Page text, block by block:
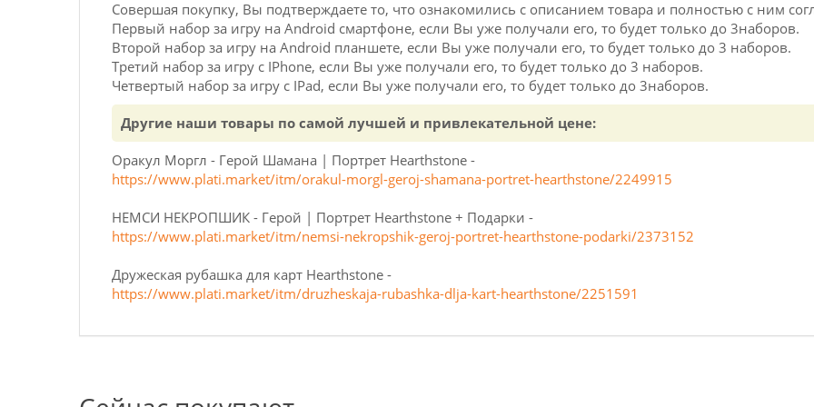
Совершая покупку, Вы подтверждаете то, что ознакомились с описанием товара и полностью с ним
Первый набор за игру на Android смартфоне, если Вы уже получали его, то будет только до 3наборов.
Второй набор за игру на Android планшете, если Вы уже получали его, то будет только до 3 наборов.
Третий набор за игру с IPhone, если Вы уже получали его, то будет только до 3 наборов.
Четвертый набор за игру с IPad, если Вы уже получали его, то будет только до 3наборов.
Другие наши товары по самой лучшей и привлекательной цене:
Оракул Моргл - Герой Шамана | Портрет Hearthstone -
https://www.plati.market/itm/orakul-morgl-geroj-shamana-portret-hearthstone/2249915
НЕМСИ НЕКРОПШИК - Герой | Портрет Hearthstone + Подарки -
https://www.plati.market/itm/nemsi-nekropshik-geroj-portret-hearthstone-podarki/2373152
Дружеская рубашка для карт Hearthstone -
https://www.plati.market/itm/druzheskaja-rubashka-dlja-kart-hearthstone/2251591